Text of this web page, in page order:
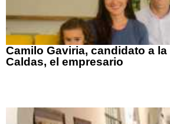
Camilo Gaviria, candidato a
Caldas, el empresario